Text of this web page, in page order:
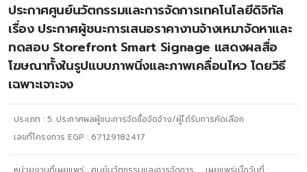
ประกาศศูนย์นวัตกรรมและการจัดการเทคโนโลยีดิจิทัล
เรื่อง ประกาศผู้ชนะการเสนอราคางานจ้างเหมาจัดหาและ
ทดสอบ Storefront Smart Signage แสดงผลสื่อ
โฆษณาทั้งในรูปแบบภาพนิ่งและภาพเคลื่อนไหว โดยวิธี
เฉพาะเจาะจง
ประเภท : 5. ประกาศผลผู้ชนะการจัดซื้อจัดจ้าง/ผู้ได้รับการคัดเลือก
เลขที่โครงการ EGP : 67129182417